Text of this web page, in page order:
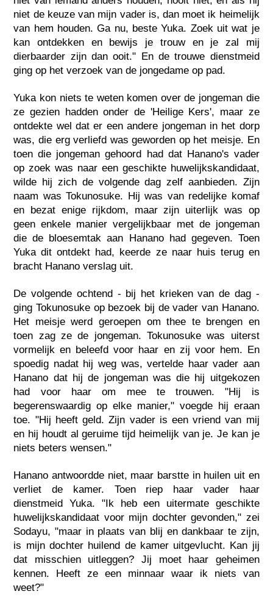
niet de keuze van mijn vader is, dan moet ik heimelijk
van hem houden. Ga nu, beste Yuka. Zoek uit wat je
kan ontdekken en bewijs je trouw en je zal mij
dierbaarder zijn dan ooit." En de trouwe dienstmeid
ging op het verzoek van de jongedame op pad.
Yuka kon niets te weten komen over de jongeman die
ze gezien hadden onder de 'Heilige Kers', maar ze
ontdekte wel dat er een andere jongeman in het dorp
was, die erg verliefd was geworden op het meisje. En
toen die jongeman gehoord had dat Hanano's vader
op zoek was naar een geschikte huwelijkskandidaat,
wilde hij zich de volgende dag zelf aanbieden. Zijn
naam was Tokunosuke. Hij was van redelijke komaf
en bezat enige rijkdom, maar zijn uiterlijk was op
geen enkele manier vergelijkbaar met de jongeman
die de bloesemtak aan Hanano had gegeven. Toen
Yuka dit ontdekt had, keerde ze naar huis terug en
bracht Hanano verslag uit.
De volgende ochtend - bij het krieken van de dag -
ging Tokunosuke op bezoek bij de vader van Hanano.
Het meisje werd geroepen om thee te brengen en
toen zag ze de jongeman. Tokunosuke was uiterst
vormelijk en beleefd voor haar en zij voor hem. En
spoedig nadat hij weg was, vertelde haar vader aan
Hanano dat hij de jongeman was die hij uitgekozen
had voor haar om mee te trouwen. "Hij is
begerenswaardig op elke manier," voegde hij eraan
toe. "Hij heeft geld. Zijn vader is een vriend van mij
en hij houdt al geruime tijd heimelijk van je. Je kan je
niets beters wensen."
Hanano antwoordde niet, maar barstte in huilen uit en
verliet de kamer. Toen riep haar vader haar
dienstmeid Yuka. "Ik heb een uitermate geschikte
huwelijkskandidaat voor mijn dochter gevonden," zei
Sodayu, "maar in plaats van blij en dankbaar te zijn,
is mijn dochter huilend de kamer uitgevlucht. Kan jij
dat misschien uitleggen? Jij moet haar geheimen
kennen. Heeft ze een minnaar waar ik niets van
weet?"